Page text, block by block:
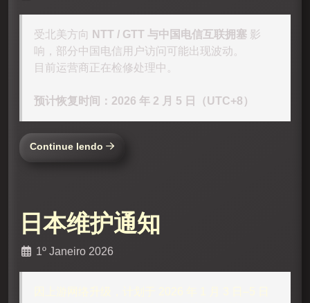
受北美方向 NTT / GTT 与中国电信互联拥塞 影
响，部分中国电信用户访问可能出现波动。
目前运营商正在检修处理中。
预计恢复时间：2026 年 2 月 5 日（UTC+8）
Continue lendo
日本维护通知
1º Janeiro 2026